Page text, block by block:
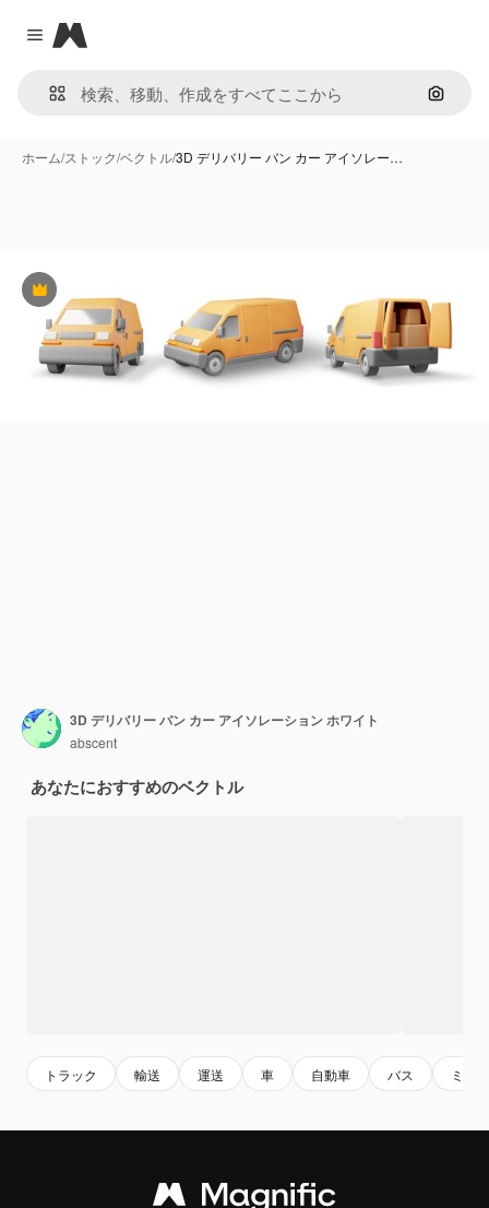
Close menu
Magnific
画像で
ホーム/ストック/ベクトル/3D デリバリー バン カー アイソレー…
Premium
3D デリバリー バン カー アイソレーション ホワイト
abscent
あなたにおすすめのベクトル
トラック 輸送 運送 車 自動車 バス ミニ